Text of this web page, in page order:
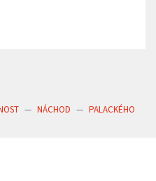
NÁCHOD
PALACKÉHO